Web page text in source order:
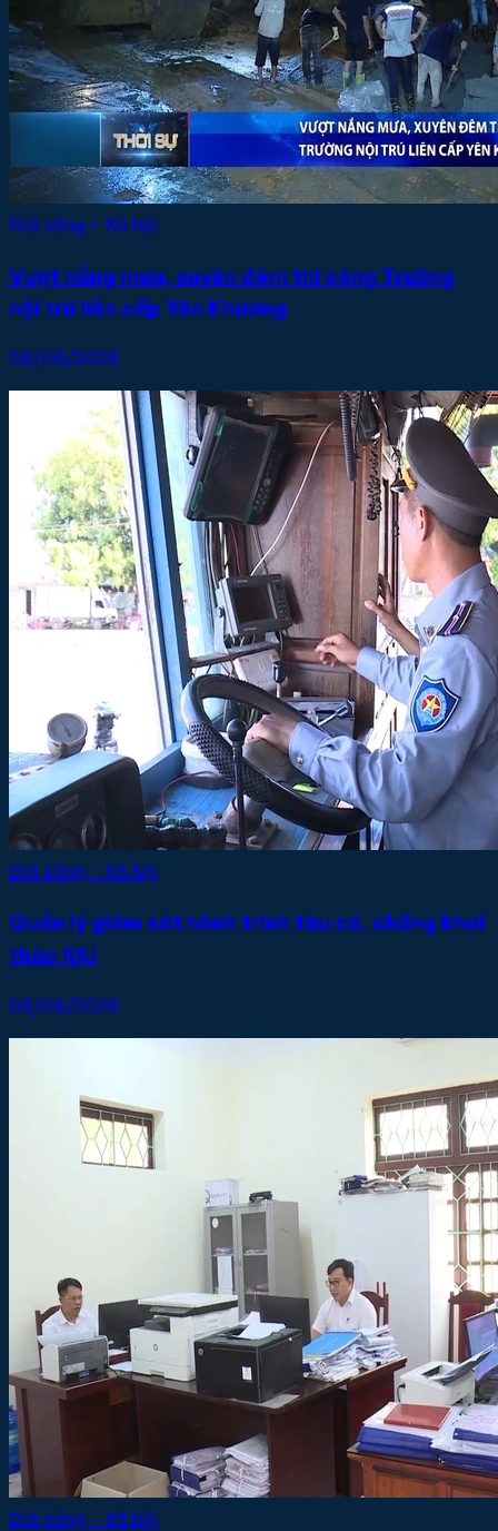
Đời sống - Xã hội
Vượt nắng mưa, xuyên đêm thi công Trường
nội trú liên cấp Yên Khương
08/08/2026
Đời sống - Xã hội
Quản lý giám sát hành trình tàu cá, chống khai
thác IUU
08/08/2026
Đời sống - Xã hội